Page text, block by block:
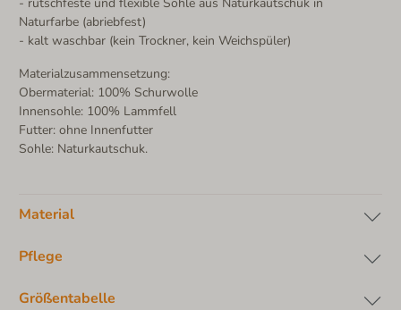
- rutschfeste und flexible Sohle aus Naturkautschuk in
Naturfarbe (abriebfest)
- kalt waschbar (kein Trockner, kein Weichspüler)
Materialzusammensetzung:
Obermaterial: 100% Schurwolle
Innensohle: 100% Lammfell
Futter: ohne Innenfutter
Sohle: Naturkautschuk.
Material
Pflege
Größentabelle